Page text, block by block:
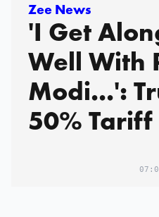
Zee News
'I Get
Well With
Modi...':
50% Tariff